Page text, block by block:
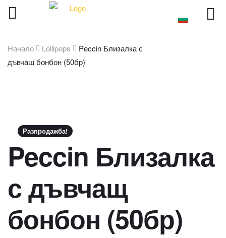
Начало Lollipops
Peccin Близалка с
дъвчащ бонбон (50бр)
Разпродажба!
Peccin Близалка
с дъвчащ
бонбон (50бр)